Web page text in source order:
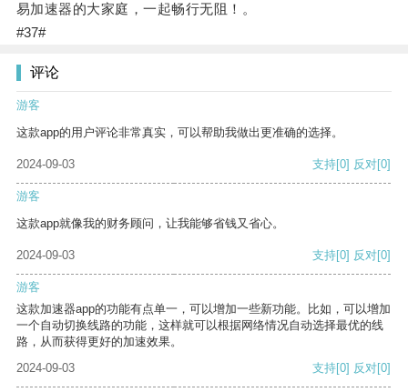
易加速器的大家庭，一起畅行无阻！。
#37#
评论
游客
这款app的用户评论非常真实，可以帮助我做出更准确的选择。
2024-09-03 支持[0] 反对[0]
游客
这款app就像我的财务顾问，让我能够省钱又省心。
2024-09-03 支持[0] 反对[0]
游客
这款加速器app的功能有点单一，可以增加一些新功能。比如，可以增加
一个自动切换线路的功能，这样就可以根据网络情况自动选择最优的线
路，从而获得更好的加速效果。
2024-09-03
支持[0] 反对[0]